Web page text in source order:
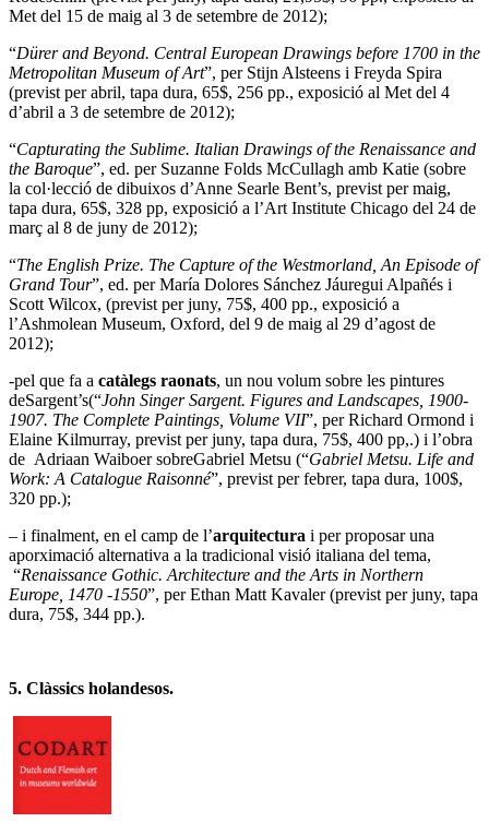
Met del 15 de maig al 3 de setembre de 2012);
“Dürer and Beyond. Central European Drawings before 1700 in the
Metropolitan Museum of Art”, per Stijn Alsteens i Freyda Spira
(previst per abril, tapa dura, 65$, 256 pp., exposició al Met del 4
d’abril a 3 de setembre de 2012);
“Capturating the Sublime. Italian Drawings of the Renaissance and
the Baroque”, ed. per Suzanne Folds McCullagh amb Katie (sobre
la col·lecció de dibuixos d’Anne Searle Bent’s, previst per maig,
tapa dura, 65$, 328 pp, exposició a l’Art Institute Chicago del 24 de
març al 8 de juny de 2012);
“The English Prize. The Capture of the Westmorland, An Episode of
Grand Tour”, ed. per María Dolores Sánchez Jáuregui Alpañés i
Scott Wilcox, (previst per juny, 75$, 400 pp., exposició a
l’Ashmolean Museum, Oxford, del 9 de maig al 29 d’agost de
2012);
-pel que fa a catàlegs raonats, un nou volum sobre les pintures
deSargent’s(“John Singer Sargent. Figures and Landscapes, 1900-
1907. The Complete Paintings, Volume VII”, per Richard Ormond i
Elaine Kilmurray, previst per juny, tapa dura, 75$, 400 pp,.) i l’obra
de Adriaan Waiboer sobreGabriel Metsu (“Gabriel Metsu. Life and
Work: A Catalogue Raisonné”, previst per febrer, tapa dura, 100$,
320 pp.);
– i finalment, en el camp de l’arquitectura i per proposar una
aporximació alternativa a la tradicional visió italiana del tema,
“Renaissance Gothic. Architecture and the Arts in Northern
Europe, 1470 -1550”, per Ethan Matt Kavaler (previst per juny, tapa
dura, 75$, 344 pp.).
5. Clàssics holandesos.